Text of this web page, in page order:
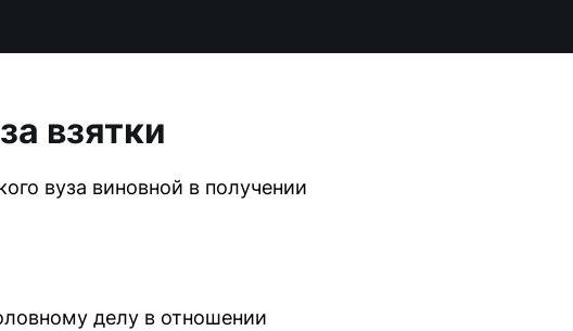
взятки
вуза виновной в получении
делу в отношении